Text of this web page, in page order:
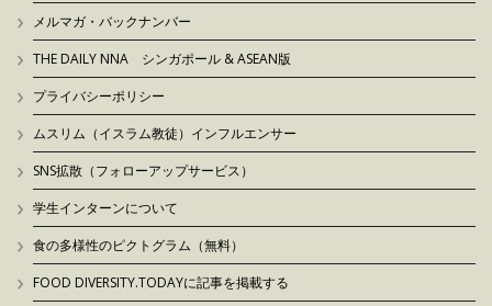
メルマガ・バックナンバー
THE DAILY NNA シンガポール & ASEAN版
プライバシーポリシー
ムスリム（イスラム教徒）インフルエンサー
SNS拡散（フォローアップサービス）
学生インターンについて
食の多様性のピクトグラム（無料）
FOOD DIVERSITY.TODAYに記事を掲載する